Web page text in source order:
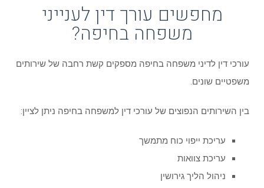
מחפשים עורך דין לענייני
משפחה בחיפה?
עורכי דין לדיני משפחה בחיפה מספקים קשת רחבה של שירותים
משפטיים שונים.
בין השירותים הנפוצים של עורכי דין למשפחה בחיפה ניתן לציין:
עריכת ייפוי כוח מתמשך
עריכת צוואות
ניהול הליך גירושין